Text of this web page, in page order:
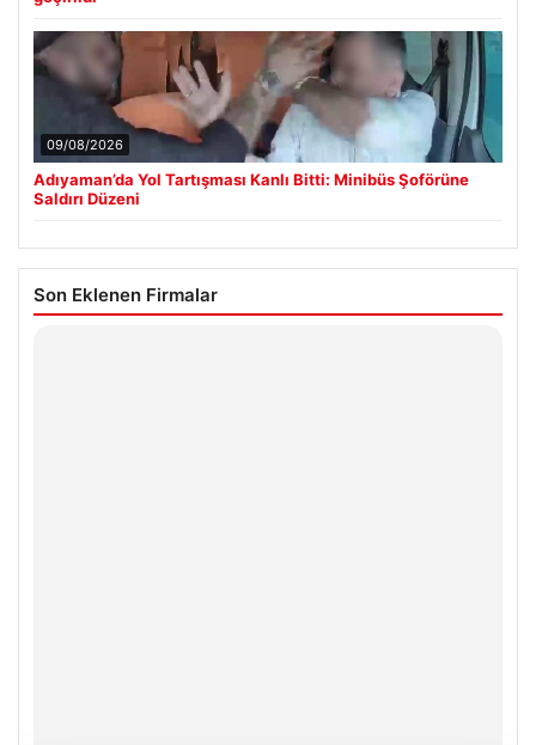
09/08/2026
Adıyaman’da Yol Tartışması Kanlı Bitti: Minibüs Şoförüne
Saldırı Düzeni
Son Eklenen Firmalar